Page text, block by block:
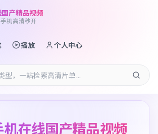
产精品视频
机高清秒开
播放 个人中心
机在线国产精品视频